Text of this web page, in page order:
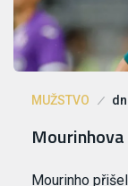
MUŽSTVO
Mourinho